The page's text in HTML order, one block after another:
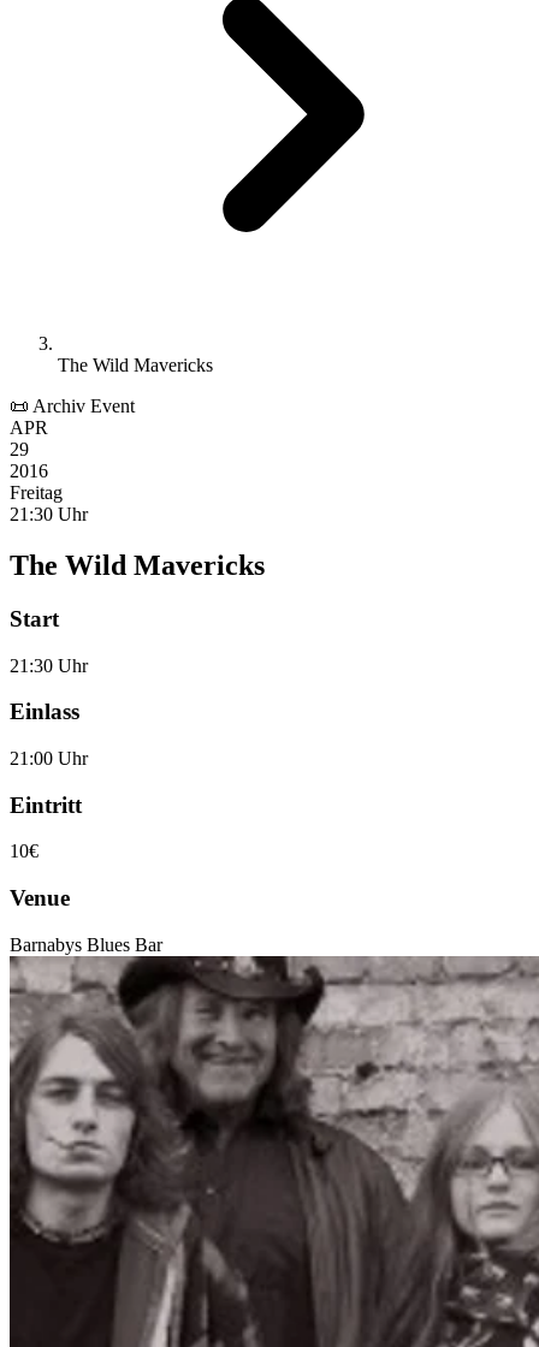
The Wild Mavericks
📜 Archiv Event
APR
29
2016
Freitag
21:30 Uhr
The Wild Mavericks
Start
21:30 Uhr
Einlass
21:00 Uhr
Eintritt
10€
Venue
Barnabys Blues Bar